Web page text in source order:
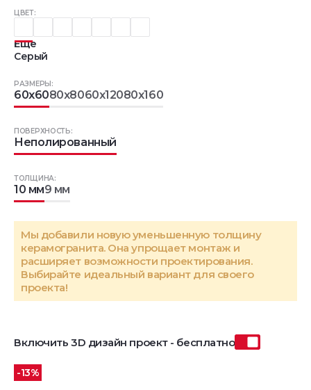
ЦВЕТ:
Еще
Серый
РАЗМЕРЫ:
60x6080x8060x12080x160
ТОЛЩИНА:
10 мм9 мм
ПОВЕРХНОСТЬ:
Неполированный
Мы добавили новую уменьшенную толщину
керамогранита. Она упрощает монтаж и
расширяет возможности проектирования.
Выбирайте идеальный вариант для своего
проекта!
Включить 3D дизайн проект - бесплатно
-13%